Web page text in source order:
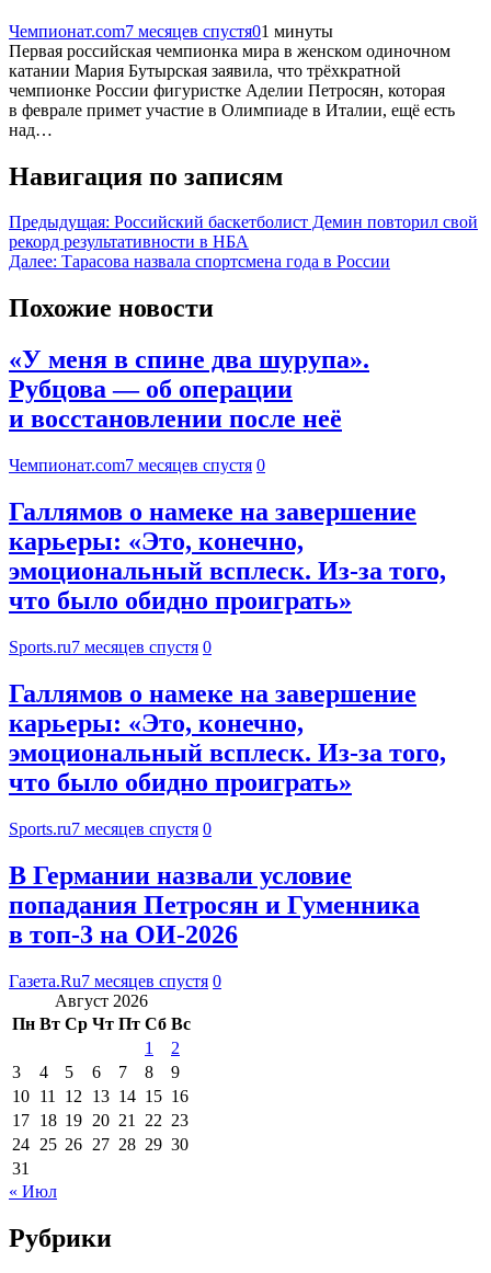
Чемпионат.com7 месяцев спустя01 минуты
Первая российская чемпионка мира в женском одиночном
катании Мария Бутырская заявила, что трёхкратной
чемпионке России фигуристке Аделии Петросян, которая
в феврале примет участие в Олимпиаде в Италии, ещё есть
над…
Навигация по записям
Предыдущая: Российский баскетболист Демин повторил свой
рекорд результативности в НБА
Далее: Тарасова назвала спортсмена года в России
Похожие новости
«У меня в спине два шурупа».
Рубцова — об операции
и восстановлении после неё
Чемпионат.com7 месяцев спустя 0
Галлямов о намеке на завершение
карьеры: «Это, конечно,
эмоциональный всплеск. Из-за того,
что было обидно проиграть»
Sports.ru7 месяцев спустя 0
Галлямов о намеке на завершение
карьеры: «Это, конечно,
эмоциональный всплеск. Из-за того,
что было обидно проиграть»
Sports.ru7 месяцев спустя 0
В Германии назвали условие
попадания Петросян и Гуменника
в топ-3 на ОИ-2026
Газета.Ru7 месяцев спустя 0
Август 2026
Пн Вт Ср Чт Пт Сб Вс
1
2
3
4 5 6 7 8
9
10 11 12 13 14 15 16
17 18 19 20 21 22 23
24 25 26 27 28 29 30
31
« Июл
Рубрики